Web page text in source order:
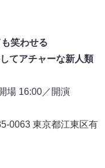
笑わせる
てアチャーな新人類
場 16:00／開演
0063 東京都江東区有